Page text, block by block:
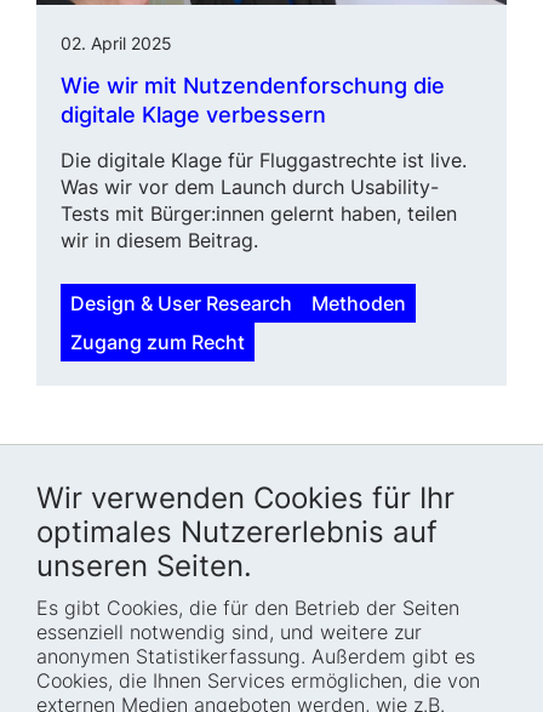
Wir verwenden Cookies für Ihr
optimales Nutzererlebnis auf
unseren Seiten.
Es gibt Cookies, die für den Betrieb der Seiten
essenziell notwendig sind, und weitere zur
anonymen Statistikerfassung. Außerdem gibt es
Cookies, die Ihnen Services ermöglichen, die von
externen Medien angeboten werden, wie z.B.
02. April 2025
Wie wir mit Nutzendenforschung die
digitale Klage verbessern
Die digitale Klage für Fluggastrechte ist live.
Was wir vor dem Launch durch Usability-
Tests mit Bürger:innen gelernt haben, teilen
wir in diesem Beitrag.
Design & User Research
Methoden
Zugang zum Recht
Startseite
Wer wir sind
Wie wir arbeiten
Blog
Presse
Termine